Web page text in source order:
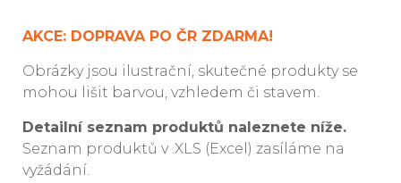
AKCE: DOPRAVA PO ČR ZDARMA!
Obrázky jsou ilustrační, skutečné produkty se
mohou lišit barvou, vzhledem či stavem.
Detailní seznam produktů naleznete níže.
Seznam produktů v .XLS (Excel) zasíláme na
vyžádání.